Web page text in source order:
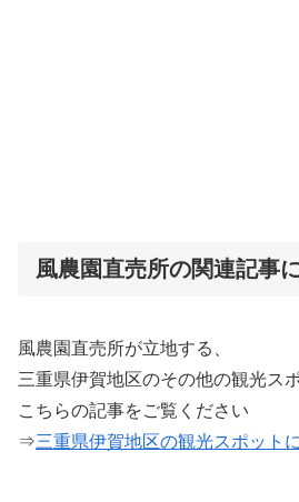
風農園直売所の関連記事
風農園直売所が立地する、
三重県伊賀地区のその他の観光ス
こちらの記事をご覧ください
⇒三重県伊賀地区の観光スポット